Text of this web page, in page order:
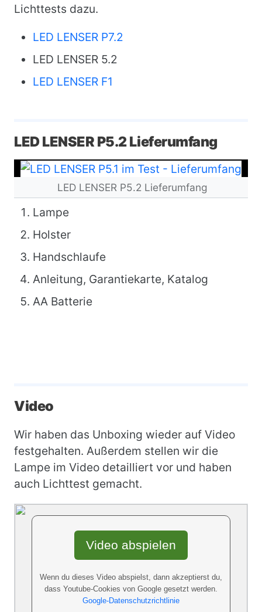
Lichttests dazu.
LED LENSER P7.2
LED LENSER 5.2
LED LENSER F1
LED LENSER P5.2 Lieferumfang
LED LENSER P5.2 Lieferumfang
Lampe
Holster
Handschlaufe
Anleitung, Garantiekarte, Katalog
AA Batterie
Video
Wir haben das Unboxing wieder auf Video
festgehalten. Außerdem stellen wir die
Lampe im Video detailliert vor und haben
auch Lichttest gemacht.
Video abspielen
Wenn du dieses Video abspielst, dann akzeptierst du,
dass Youtube-Cookies von Google gesetzt werden.
Google-Datenschutzrichtlinie